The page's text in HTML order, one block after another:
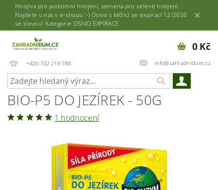
Hnojiva pro podzimní hnojení, semena pro zelené hnojení.
Najdete u nás v e-shopu :-) Osivo s blížící se expirací 12/2026
se slevou! Kategorie OSIVO EXPIRACE.
+420 732 219 788 info@zahradnidum.cz
0 Kč
BIO-P5 DO JEZÍREK - 50G
1 hodnocení